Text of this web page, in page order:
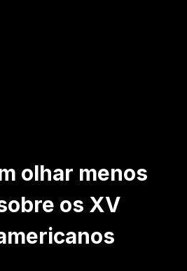
olhar menos
os XV